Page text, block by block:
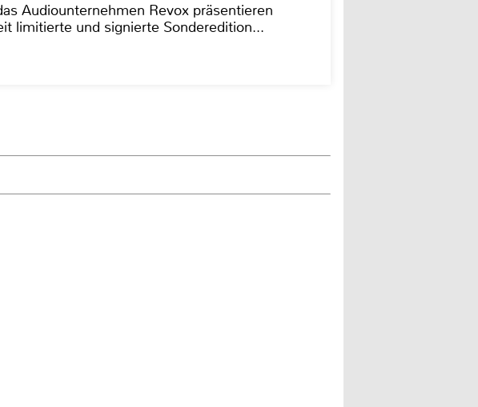
Audiounternehmen Revox präsentieren
limitierte und signierte Sonderedition...